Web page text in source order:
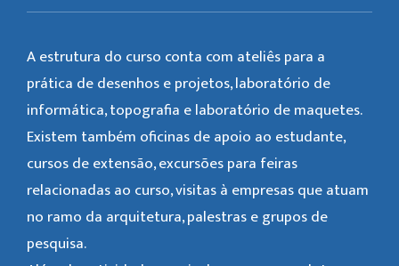
A estrutura do curso conta com ateliês para a
prática de desenhos e projetos, laboratório de
informática, topografia e laboratório de maquetes.
Existem também oficinas de apoio ao estudante,
cursos de extensão, excursões para feiras
relacionadas ao curso, visitas à empresas que atuam
no ramo da arquitetura, palestras e grupos de
pesquisa.